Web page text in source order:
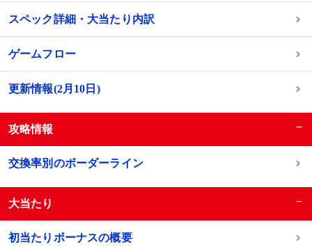
スペック詳細・大当たり内訳
ゲームフロー
更新情報(2月10日)
攻略情報 −
交換率別のボーダーライン
大当たり −
初当たりボーナスの概要